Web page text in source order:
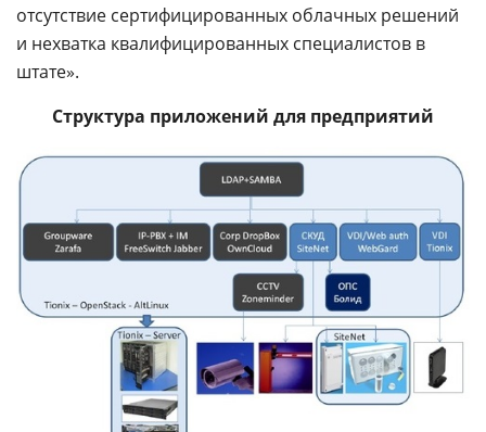
отсутствие сертифицированных облачных решений
и нехватка квалифицированных специалистов в
штате».
Структура приложений для предприятий